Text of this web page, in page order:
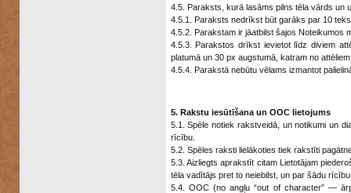
4.5. Paraksts, kurā lasāms pilns tēla vārds un
4.5.1. Paraksts nedrīkst būt garāks par 10
4.5.2. Parakstam ir jāatbilst šajos Noteikumos
4.5.3. Parakstos drīkst ievietot līdz diviem
platumā un 30 px augstumā, katram no
4.5.4. Parakstā nebūtu vēlams izmantot
5. Rakstu iesūtīšana un OOC lietojums
5.1. Spēle notiek rakstveidā, un notikumi un
rīcību.
5.2. Spēles raksti lielākoties tiek rakstīti
5.3. Aizliegts aprakstīt citam Lietotājam
tēla vadītājs pret to neiebilst, un par šādu
5.4. OOC (no angļu “out of character” —